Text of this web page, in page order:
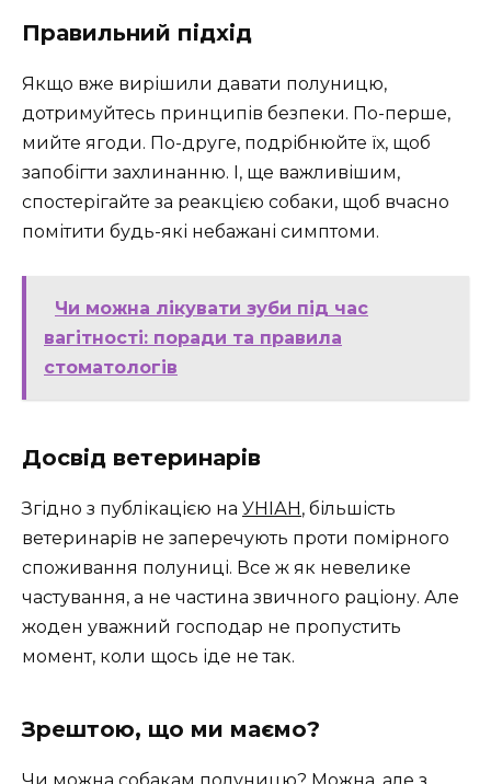
Правильний підхід
Якщо вже вирішили давати полуницю,
дотримуйтесь принципів безпеки. По-перше,
мийте ягоди. По-друге, подрібнюйте їх, щоб
запобігти захлинанню. І, ще важливішим,
спостерігайте за реакцією собаки, щоб вчасно
помітити будь-які небажані симптоми.
Чи можна лікувати зуби під час
вагітності: поради та правила
стоматологів
Досвід ветеринарів
Згідно з публікацією на УНІАН, більшість
ветеринарів не заперечують проти помірного
споживання полуниці. Все ж як невелике
частування, а не частина звичного раціону. Але
жоден уважний господар не пропустить
момент, коли щось іде не так.
Зрештою, що ми маємо?